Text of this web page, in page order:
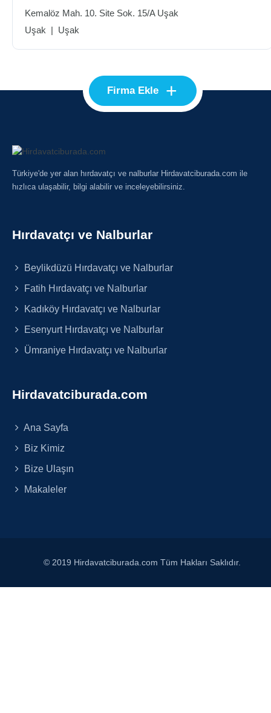
Kemalöz Mah. 10. Site Sok. 15/A Uşak
Uşak | Uşak
Firma Ekle +
Türkiye'de yer alan hırdavatçı ve nalburlar Hirdavatciburada.com ile
hızlıca ulaşabilir, bilgi alabilir ve inceleyebilirsiniz.
Hırdavatçı ve Nalburlar
Beylikdüzü Hırdavatçı ve Nalburlar
Fatih Hırdavatçı ve Nalburlar
Kadıköy Hırdavatçı ve Nalburlar
Esenyurt Hırdavatçı ve Nalburlar
Ümraniye Hırdavatçı ve Nalburlar
Hirdavatciburada.com
Ana Sayfa
Biz Kimiz
Bize Ulaşın
Makaleler
© 2019 Hirdavatciburada.com Tüm Hakları Saklıdır.